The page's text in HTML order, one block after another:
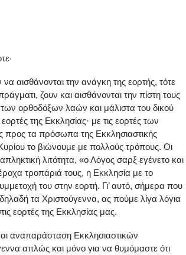
αισθάνονται την ανάγκη της εορτής, τότε
ζουν και αισθάνονται την πίστη τους
ορθοδόξων λαών και μάλιστα του δικού
της Εκκλησίας· με τις εορτές των
προς τα πρόσωπα της Εκκλησιαστικής
το βιώνουμε με πολλούς τρόπους. Οι
λιτότητα, «ο Λόγος σαρξ εγένετο και
τροπάριά τους, η Εκκλησία με το
του στην εορτή. Γι’ αυτό, σήμερα που
τα Χριστούγεννα, ας πούμε λίγα λόγια
εορτές της Εκκλησίας μας.
αναπαράσταση Εκκλησιαστικών
απλώς και μόνο για να θυμόμαστε ότι